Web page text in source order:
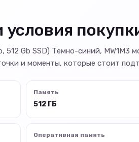
512 Gb SSD) Темно-синий,
и моменты, которые стоит
Память
512 ГБ
Оперативная память